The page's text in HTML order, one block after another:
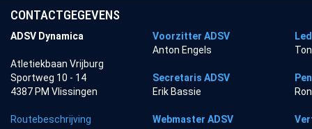
CONTACTGEGEVENS
ADSV Dynamica Voorzitter ADSV
Anton Engels
Atletiekbaan Vrijburg
Sportweg 10 - 14
Secretaris ADSV
4387 PM Vlissingen
Erik Bassie
Routebeschrijving Webmaster ADSV